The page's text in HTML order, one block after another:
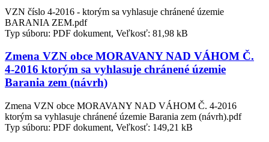
VZN číslo 4-2016 - ktorým sa vyhlasuje chránené územie
BARANIA ZEM.pdf
Typ súboru: PDF dokument, Veľkosť: 81,98 kB
Zmena VZN obce MORAVANY NAD VÁHOM Č.
4-2016 ktorým sa vyhlasuje chránené územie
Barania zem (návrh)
Zmena VZN obce MORAVANY NAD VÁHOM Č. 4-2016
ktorým sa vyhlasuje chránené územie Barania zem (návrh).pdf
Typ súboru: PDF dokument, Veľkosť: 149,21 kB